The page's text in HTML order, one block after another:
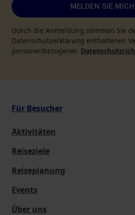
MELDEN SIE
Durch die Anmeldung stimmen Sie
Datenschutzerklärung enthaltenen
personenbezogener.
Für Besucher
Aktivitäten
Reiseziele
Reiseplanung
Events
Über uns